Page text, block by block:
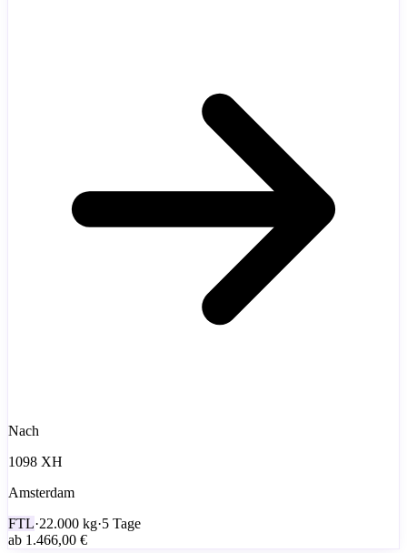
Nach
1098 XH
Amsterdam
FTL·22.000 kg·5 Tage
ab 1.466,00 €